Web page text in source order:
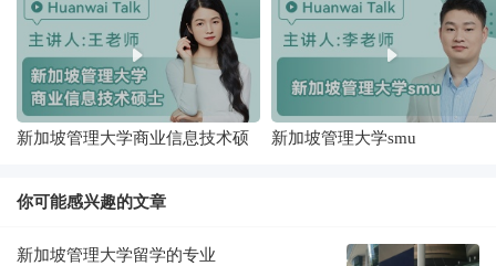
新加坡管理大学商业信息技术硕
新加坡管理大学smu
你可能感兴趣的文章
新加坡管理大学留学的专业